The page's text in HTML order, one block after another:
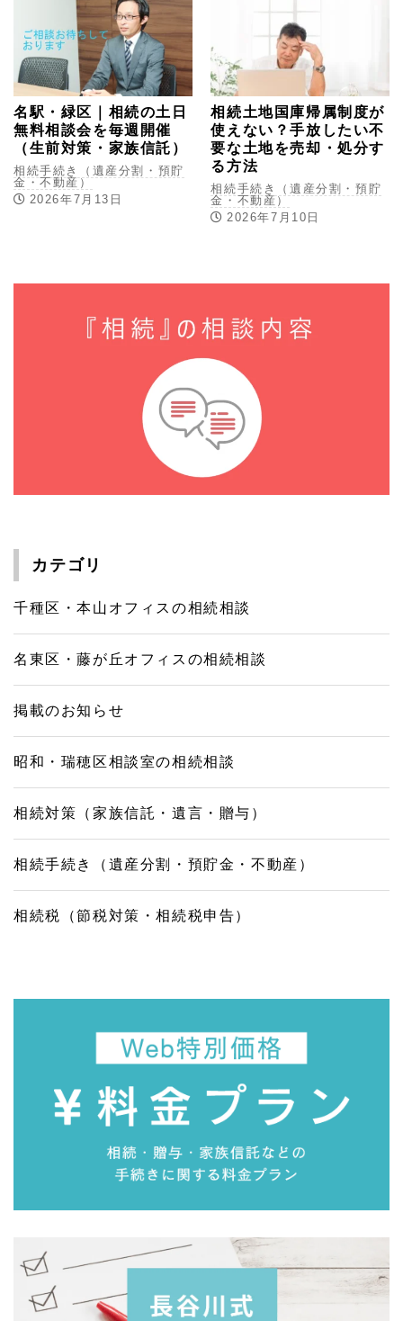
名駅・緑区｜相続の土日
無料相談会を毎週開催
（生前対策・家族信託）
相続手続き（遺産分割・預貯
金・不動産）
2026年7月13日
相続土地国庫帰属制度が
使えない？手放したい不
要な土地を売却・処分す
る方法
相続手続き（遺産分割・預貯
金・不動産）
2026年7月10日
カテゴリ
千種区・本山オフィスの相続相談
名東区・藤が丘オフィスの相続相談
掲載のお知らせ
昭和・瑞穂区相談室の相続相談
相続対策（家族信託・遺言・贈与）
相続手続き（遺産分割・預貯金・不動産）
相続税（節税対策・相続税申告）